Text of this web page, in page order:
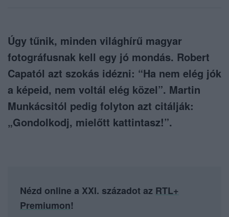
Úgy tűnik, minden világhírű magyar
fotográfusnak kell egy jó mondás. Robert
Capatól azt szokás idézni: “Ha nem elég jók
a képeid, nem voltál elég közel”. Martin
Munkácsitól pedig folyton azt citálják:
„Gondolkodj, mielőtt kattintasz!”.
Nézd online a XXI. századot az RTL+
Premiumon!